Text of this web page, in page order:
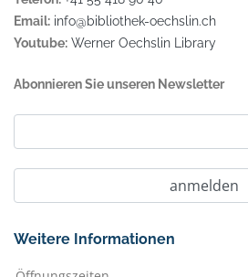
Email: info@bibliothek-oechslin.ch
Youtube: Werner Oechslin Library
Abonnieren Sie unseren Newsletter
Weitere Informationen